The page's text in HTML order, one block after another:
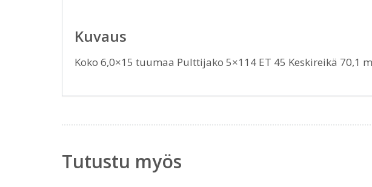
Kuvaus
Koko 6,0×15 tuumaa Pulttijako 5×114 ET 45 Keskireikä 70,1
Tutustu myös